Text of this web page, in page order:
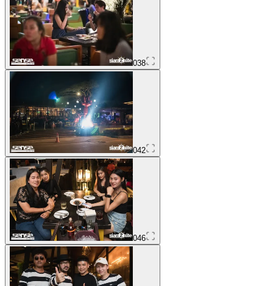
038
042
046